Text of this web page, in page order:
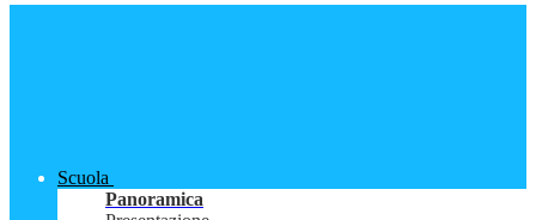
Scuola
Panoramica